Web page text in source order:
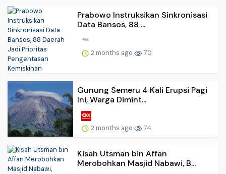
Prabowo Instruksikan Sinkronisasi
Data Bansos, 88 ...
2 months ago 70
Gunung Semeru 4 Kali Erupsi Pagi
Ini, Warga Dimint...
2 months ago 74
Kisah Utsman bin Affan
Merobohkan Masjid Nabawi, B...